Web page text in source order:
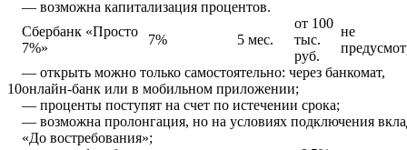
— возможна капитализация процентов.
10
Сбербанк «Просто
7%»
7% 5 мес.
от 100
тыс.
руб.
не
— открыть можно только самостоятельно: через банкомат,
онлайн-банк или в мобильном приложении;
— проценты поступят на счет по истечении срока;
— возможна пролонгация, но на условиях подключения
«До востребования»;